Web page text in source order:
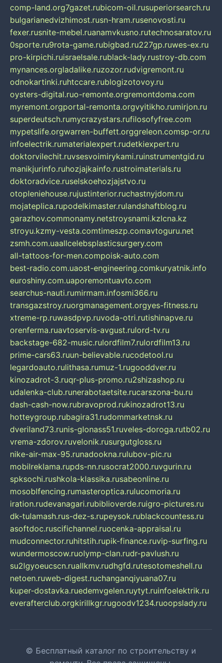
comp-land.org7gazet.rubicom-oil.rusuperiorsearch.ru
bulgarianedvizhimost.rusn-hram.rusenovosti.ru
fexer.rusnite-mebel.ruanamvkusno.rutechnosaratov.ru
0sporte.ru9rota-game.rubigbad.ru227gp.ruwes-ex.ru
pro-kirpichi.ruisraelsale.rublack-lady.rustroy-db.com
mynances.orgladalike.ruzozor.rudvigremont.ru
odnokartinki.ruhtccare.rublogizotovoy.ru
oysters-digital.ruo-remonte.orgremontdoma.com
myremont.orgportal-remonta.orgvyitikho.rumirjon.ru
superdeutsch.rumycrazystars.rufilosofyfree.com
mypetslife.orgwarren-buffett.orggreleon.comsp-or.ru
infoelectrik.rumaterialexpert.rudetkiexpert.ru
doktorvilechit.ruvsesvoimirykami.ruinstrumentgid.ru
manikjurinfo.ruhozjajkainfo.rustroimaterials.ru
doktoradvice.ruselskoehozjajstvo.ru
otopleniehouse.rujustinterior.ruchastnyjdom.ru
mojateplica.rupodelkimaster.rulandshaftblog.ru
garazhov.commonamy.netstroysnami.kzlcna.kz
stroyu.kzmy-vesta.comtimeszp.comavtoguru.net
zsmh.com.uaallcelebsplasticsurgery.com
all-tattoos-for-men.compoisk-auto.com
best-radio.com.uaost-engineering.comkuryatnik.info
euroshiny.com.uaporemontuavto.com
searchus-nauti.rumirmam.infosmi366.ru
transgazstroy.ruorgmanagement.orgyes-fitness.ru
xtreme-rp.ruwasdpvp.ruvoda-otri.rutishinapve.ru
orenferma.ruavtoservis-avgust.rulord-tv.ru
backstage-682-music.rulordfilm7.rulordfilm13.ru
prime-cars63.ruun-believable.rucodetool.ru
legardoauto.rulithasa.rumuz-1.rugooddver.ru
kinozadrot-3.ruqr-plus-promo.ru2shizashop.ru
udalenka-club.runerabotaetsite.rucarszona-bu.ru
dash-cash-now.rubravoprod.rukinozadrot13.ru
hotteygroup.rubagira31.rudommarketnsk.ru
dveriland73.runis-glonass51.ruveles-doroga.rutb02.ru
vrema-zdorov.ruvelonik.rusurgutgloss.ru
nike-air-max-95.runadookna.rulubov-pic.ru
mobilreklama.rupds-nn.rusocrat2000.ruvgurin.ru
spksochi.rushkola-klassika.rusabeonline.ru
mosoblfencing.rumasteroptica.rulucomoria.ru
iration.rudevanagari.rubiblioverde.ruigro-pictures.ru
dk-tulamash.rus-dez-s.rupeysok.rublackcountess.ru
asoftdoc.ruscifichannel.ruocenka-appraisal.ru
mudconnector.ruhitstih.rupik-finance.ruvip-surfing.ru
wundermoscow.ruolymp-clan.rudr-pavlush.ru
su2lgyoeucscn.ruallkmv.rudhgfd.rutesotomeshell.ru
netoen.ruweb-digest.ruchanganqiyuana07.ru
kuper-dostavka.ruedemvgelen.ruytyt.ruinfoelektrik.ru
everafterclub.orgkirillkgr.rugoodv1234.ruoopslady.ru
© Бесплатный каталог по строительству и